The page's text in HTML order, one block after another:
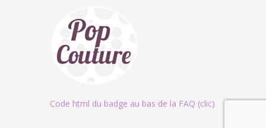
Code html du badge au bas de la FAQ (clic)